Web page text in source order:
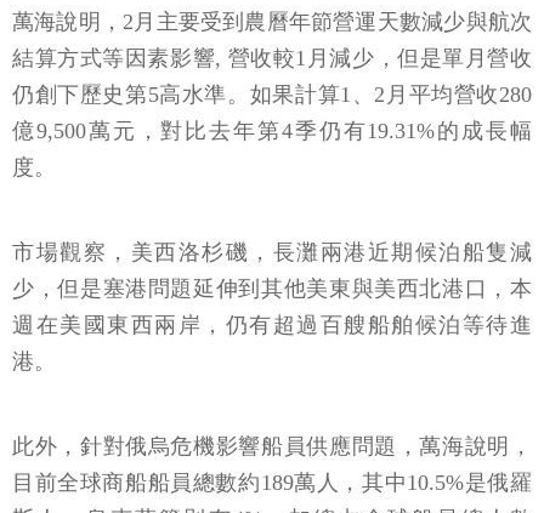
結算方式等因素影響, 營收較1月減少，但是單月營收
仍創下歷史第5高水準。如果計算1、2月平均營收280
億9,500萬元，對比去年第4季仍有19.31%的成長幅
度。
少，但是塞港問題延伸到其他美東與美西北港口，本
週在美國東西兩岸，仍有超過百艘船舶候泊等待進
港。
目前全球商船船員總數約189萬人，其中10.5%是俄羅
斯人，烏克蘭籍則有4%，加總占全球船員總人數